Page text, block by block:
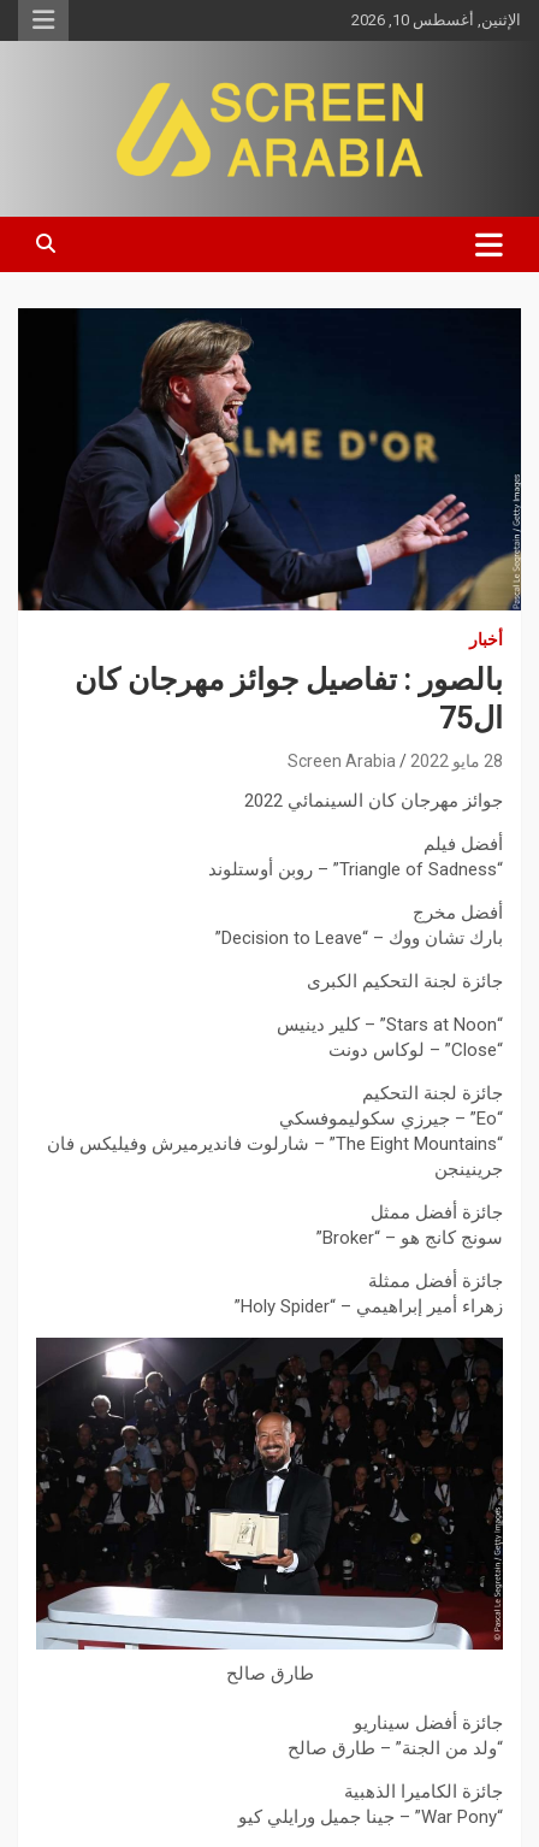
الإثنين, أغسطس 10, 2026
Screen Arabia
أخبار
بالصور : تفاصيل جوائز مهرجان كان
ال75
28 مايو 2022 Screen Arabia
جوائز مهرجان كان السينمائي 2022
أفضل فيلم
“Triangle of Sadness” – روبن أوستلوند
أفضل مخرج
بارك تشان ووك – “Decision to Leave”
جائزة لجنة التحكيم الكبرى
“Stars at Noon” – كلير دينيس
“Close” – لوكاس دونت
جائزة لجنة التحكيم
“Eo” – جيرزي سكوليموفسكي
“The Eight Mountains” – شارلوت فانديرميرش وفيليكس فان
جرينينجن
جائزة أفضل ممثل
سونج كانج هو – “Broker”
جائزة أفضل ممثلة
زهراء أمير إبراهيمي – “Holy Spider”
طارق صالح
جائزة أفضل سيناريو
“ولد من الجنة” – طارق صالح
جائزة الكاميرا الذهبية
“War Pony” – جينا جميل ورايلي كيو